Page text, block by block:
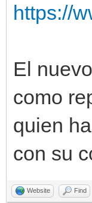
https://
El
como
quien
con su
Website Find